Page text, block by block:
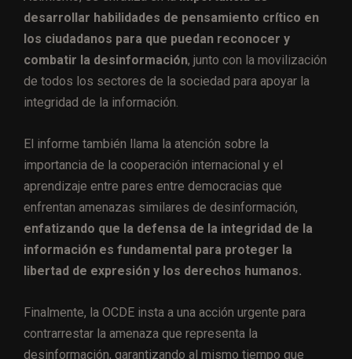
desarrollar habilidades de pensamiento crítico en
los ciudadanos para que puedan reconocer y
combatir la desinformación, junto con la movilización
de todos los sectores de la sociedad para apoyar la
integridad de la información.
El informe también llama la atención sobre la
importancia de la cooperación internacional y el
aprendizaje entre pares entre democracias que
enfrentan amenazas similares de desinformación,
enfatizando que la defensa de la integridad de la
información es fundamental para proteger la
libertad de expresión y los derechos humanos.
Finalmente, la OCDE insta a una acción urgente para
contrarrestar la amenaza que representa la
desinformación, garantizando al mismo tiempo que